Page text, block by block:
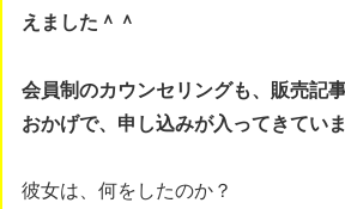
えました＾＾
会員制のカウンセリングも、販売記
おかげで、申し込みが入ってきていま
彼女は、何をしたのか？